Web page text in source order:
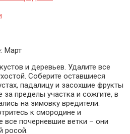
Март
и деревьев. Удалите все
Соберите оставшиеся
падалицу и засохшие фрукты
за пределы участка и сожгите, в
на зимовку вредители.
к смородине и
все почерневшие ветки – они
росой.